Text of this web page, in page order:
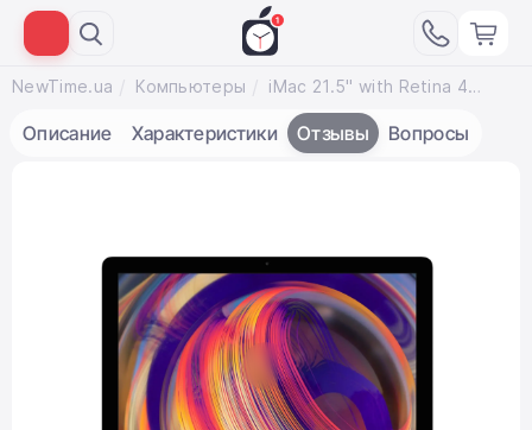
NewTime.ua Компьютеры iMac 21.5" with Retina 4K display (Z0VY000ET/MRT430) 2019
Описание Характеристики Отзывы Вопросы